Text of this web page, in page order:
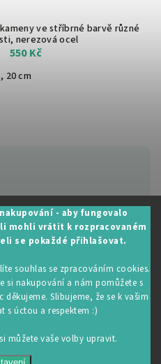
- aby fungovalo
mohli vrátit k rozpracovaném
se pokaždé přihlašovat.
souhlas se zpracováním cookies.
si nakupování a nám pomůžete s
Slibujeme, že se k vašim
s úctou a respektem :)
můžete vaše volby upravit.
podpora:
530 014
ve stříbrné barvě různé
nerezová ocel
550 Kč
20 cm
cookies
| Design